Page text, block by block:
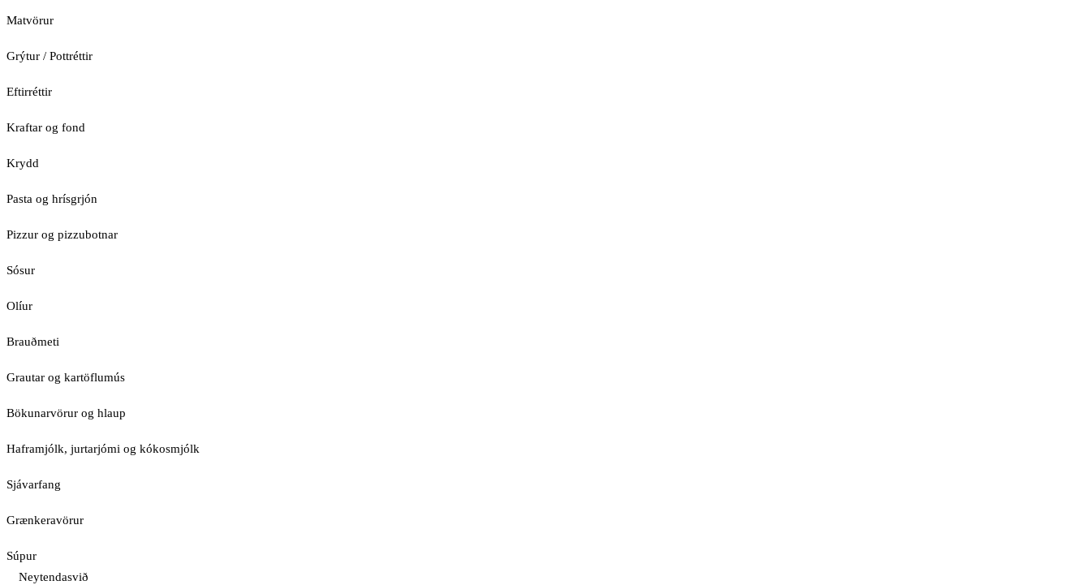
Matvörur
Grýtur / Pottréttir
Eftirréttir
Kraftar og fond
Krydd
Pasta og hrísgrjón
Pizzur og pizzubotnar
Sósur
Olíur
Brauðmeti
Grautar og kartöflumús
Bökunarvörur og hlaup
Haframjólk, jurtarjómi og kókosmjólk
Sjávarfang
Grænkeravörur
Súpur
Neytendasvið